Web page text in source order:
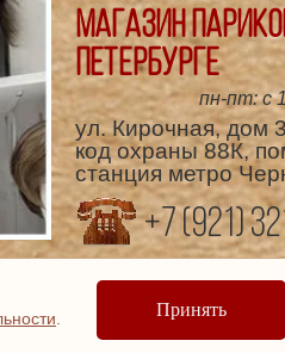
Магазин
Петербурге
пн-пт: с
ул. Кирочная, дом
код охраны 88К,
станция метро
+7 (921)
Доставка
Принять